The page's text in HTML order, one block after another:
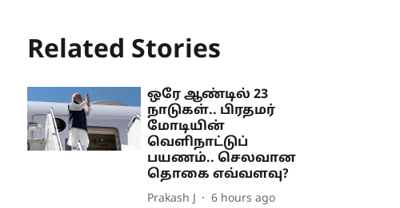
Related Stories
ஒரே ஆண்டில் 23
நாடுகள்.. பிரதமர்
மோடியின்
வெளிநாட்டுப்
பயணம்.. செலவான
தொகை எவ்வளவு?
Prakash J 6 hours ago